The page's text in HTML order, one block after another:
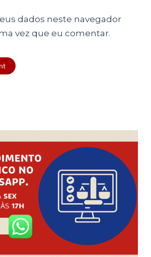
dados neste navegador
vez que eu comentar.